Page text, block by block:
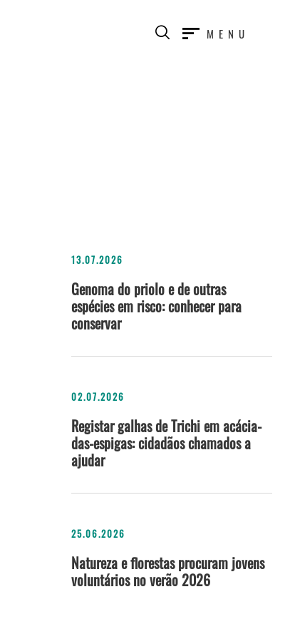
MENU
13.07.2026
Genoma do priolo e de outras
espécies em risco: conhecer para
conservar
02.07.2026
Registar galhas de Trichi em acácia-
das-espigas: cidadãos chamados a
ajudar
25.06.2026
Natureza e florestas procuram jovens
voluntários no verão 2026